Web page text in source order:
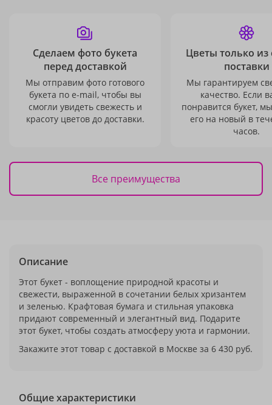
Сделаем фото букета
перед доставкой
Мы отправим фото готового
букета по e-mail, чтобы вы
смогли увидеть свежесть и
красоту цветов до доставки.
Цветы только из
поставки
Мы гарантируем
качество. Если
понравится букет,
его на новый в
часов.
Все преимущества
Описание
Этот букет - воплощение природной красоты и
свежести, выраженной в сочетании белых хризантем
и зеленью. Крафтовая бумага и стильная упаковка
придают современный и элегантный вид. Подарите
этот букет, чтобы создать атмосферу уюта и гармонии.
Закажите этот товар с доставкой в Москве за 6 430 руб.
Общие характеристики